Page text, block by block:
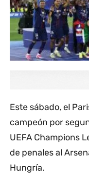
Este sábado, el
campeón por
UEFA Champions
de penales al
Hungría.